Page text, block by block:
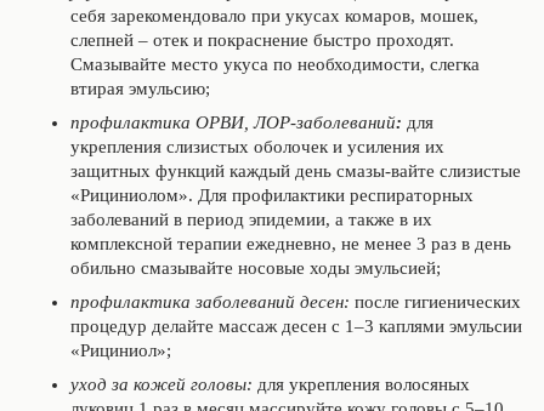
себя зарекомендовало при укусах комаров, мошек,
слепней – отек и покраснение быстро проходят.
Смазывайте место укуса по необходимости, слегка
втирая эмульсию;
профилактика ОРВИ, ЛОР-заболеваний: для
укрепления слизистых оболочек и усиления их
защитных функций каждый день смазы-вайте слизистые
«Рициниолом». Для профилактики респираторных
заболеваний в период эпидемии, а также в их
комплексной терапии ежедневно, не менее 3 раз в день
обильно смазывайте носовые ходы эмульсией;
профилактика заболеваний десен: после гигиенических
процедур делайте массаж десен с 1–3 каплями эмульсии
«Рициниол»;
уход за кожей головы: для укрепления волосяных